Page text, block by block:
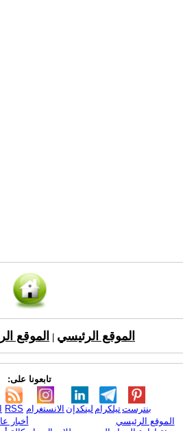
الموقع الرئيسي الموقع
تابعونا على:
RSS الانستغرام لينكدإن تيلكرامبنترست
الموقع الرئيسي
أخبار